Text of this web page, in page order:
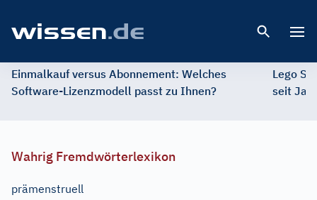
Einmalkauf versus Abonnement: Welches
Software-Lizenzmodell passt zu Ihnen?
Lego
seit
Wahrig Fremdwörterlexikon
prämenstruell